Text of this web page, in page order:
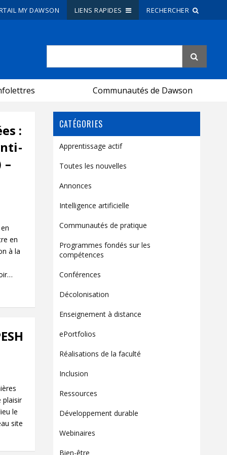
MY DAWSON LIENS RAPIDES RECHERCHER
Communautés de Dawson
CATÉGORIES
Apprentissage actif
Toutes les nouvelles
Annonces
Intelligence artificielle
Communautés de pratique
Programmes fondés sur les
compétences
Conférences
Décolonisation
Enseignement à distance
ePortfolios
Réalisations de la faculté
Inclusion
Ressources
Développement durable
Webinaires
Bien-être
:
–
en
à la
plaisir
le
site
Recherche sur le site
portail My Dawson
À propos de Dawson
Contact
Informations
Menu principal